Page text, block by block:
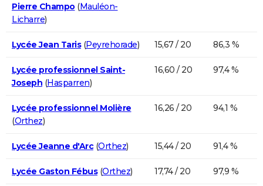
Pierre Champo (Mauléon-
Licharre)
Lycée Jean Taris(Peyrehorade) 15,67 / 20 86,3 %
Lycée professionnel Saint-
Joseph (Hasparren)
16,60 / 20 97,4 %
Lycée professionnel Molière
(Orthez)
16,26 / 20 94,1 %
Lycée Jeanne d'Arc(Orthez) 15,44 / 20 91,4 %
Lycée Gaston Fébus(Orthez) 17,74 / 20 97,9 %